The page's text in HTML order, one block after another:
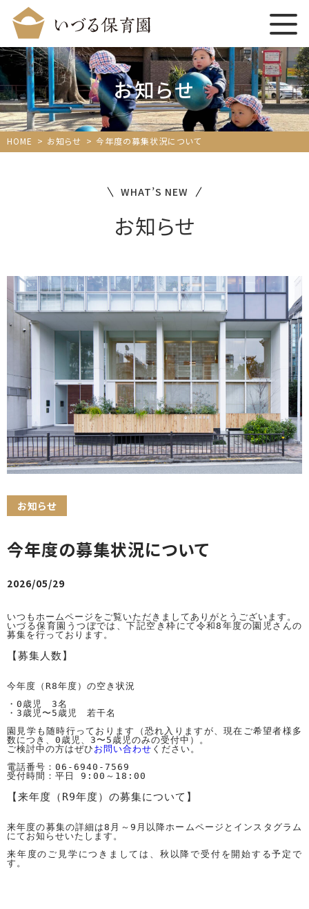
お知らせ
HOME お知らせ 今年度の募集状況について
WHAT’S NEW
お知らせ
お知らせ
今年度の募集状況について
2026/05/29
いつもホームページをご覧いただきましてありがとうございます。
いづる保育園うつぼでは、下記空き枠にて令和8年度の園児さんの
募集を行っております。
【募集人数】
今年度（R8年度）の空き状況
・0歳児　3名
・3歳児〜5歳児　若干名
園見学も随時行っております（恐れ入りますが、現在ご希望者様多
数につき、0歳児、3〜5歳児のみの受付中）。
ご検討中の方はぜひ お問い合わせ ください。
電話番号：06-6940-7569
受付時間：平日 9:00～18:00
【来年度（R9年度）の募集について】
来年度の募集の詳細は8月～9月以降ホームページとインスタグラム
にてお知らせいたします。
来年度のご見学につきましては、秋以降で受付を開始する予定で
す。